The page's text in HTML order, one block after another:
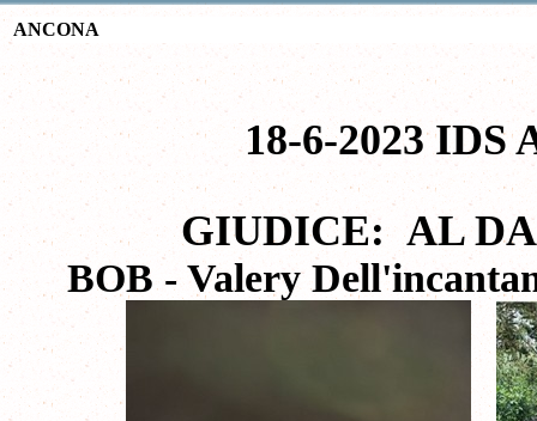
ANCONA
18-6-2023 IDS
GIUDICE:AL
BOB - Valery